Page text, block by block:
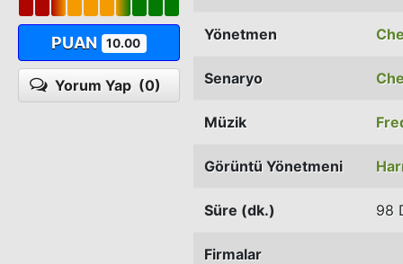
PUAN 10.00
Yorum Yap (0)
Yönetmen
Senaryo
Müzik
Görüntü Yönetmeni
Süre (dk.) 98
Firmalar